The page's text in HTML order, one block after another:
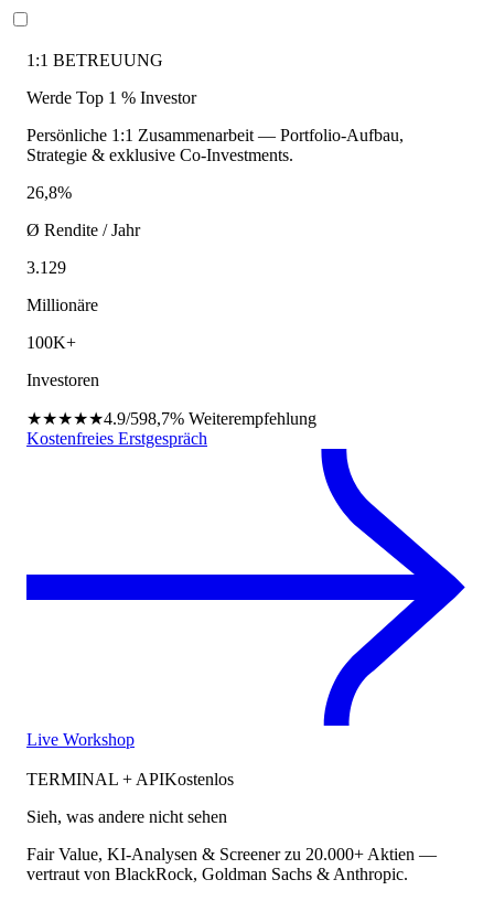
1:1 BETREUUNG
Werde Top 1 % Investor
Persönliche 1:1 Zusammenarbeit — Portfolio-Aufbau,
Strategie & exklusive Co-Investments.
26,8%
Ø Rendite / Jahr
3.129
Millionäre
100K+
Investoren
★★★★★4.9/598,7% Weiterempfehlung
Kostenfreies Erstgespräch
Live Workshop
TERMINAL + APIKostenlos
Sieh, was andere nicht sehen
Fair Value, KI-Analysen & Screener zu 20.000+ Aktien —
vertraut von BlackRock, Goldman Sachs & Anthropic.